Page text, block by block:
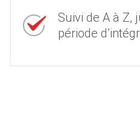
Suivi de A à Z,
période